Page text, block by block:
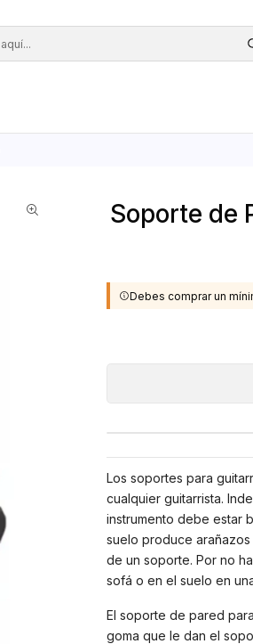
Soporte de
Debes comprar un
Los soportes para
cualquier guitarrista.
instrumento debe estar
suelo produce
de un soporte. Por no
sofá o en el suelo en
El soporte de pared
goma que le dan el